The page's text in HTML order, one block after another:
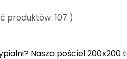
produktów: 107 )
Nasza pościel 200x200